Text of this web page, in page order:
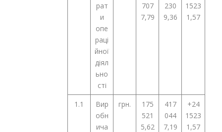
рат
и
опе
раці
йної
діял
ьно
сті
707
7,79
230
9,36
1523
1,57
1.1
Вир
обн
ича
грн.
175
521
5,62
417
044
7,19
+24
1523
1,57